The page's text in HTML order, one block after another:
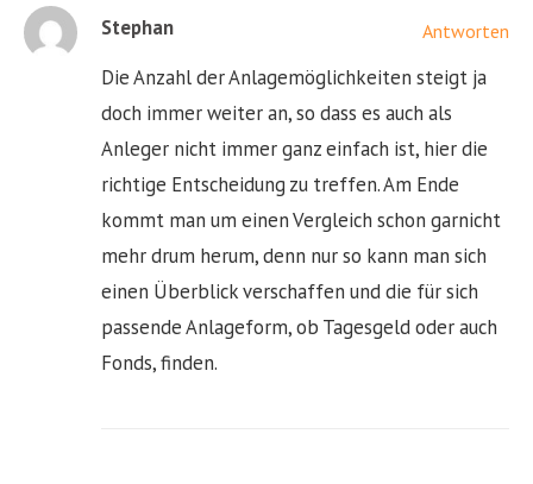
Stephan Antworten
Die Anzahl der Anlagemöglichkeiten steigt ja
doch immer weiter an, so dass es auch als
Anleger nicht immer ganz einfach ist, hier die
richtige Entscheidung zu treffen. Am Ende
kommt man um einen Vergleich schon garnicht
mehr drum herum, denn nur so kann man sich
einen Überblick verschaffen und die für sich
passende Anlageform, ob Tagesgeld oder auch
Fonds, finden.